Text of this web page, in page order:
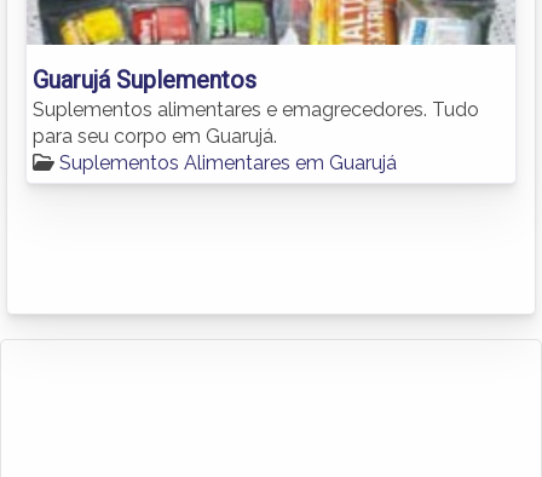
Guarujá Suplementos
Suplementos alimentares e emagrecedores. Tudo
para seu corpo em Guarujá.
Suplementos Alimentares em Guarujá